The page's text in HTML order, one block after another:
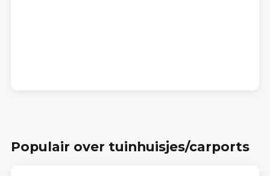
Populair over tuinhuisjes/carports